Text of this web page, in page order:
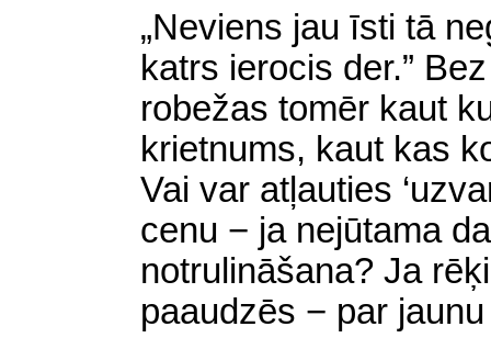
„Neviens jau īsti tā
katrs ierocis der.”
robežas tomēr kaut
krietnums, kaut kas
Vai var atļauties
cenu − ja nejūtama
notrulināšana? Ja
paaudzēs − par